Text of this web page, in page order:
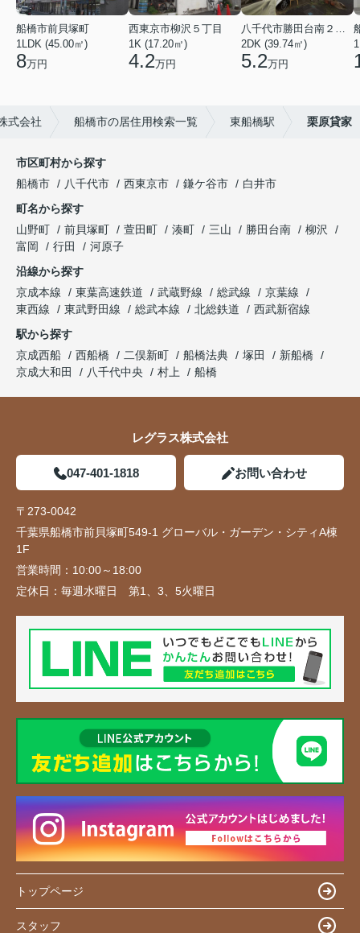
船橋市前貝塚町
1LDK (45.00㎡)
8万円
西東京市柳沢５丁目
1K (17.20㎡)
4.2万円
2DK (39.74㎡)
5.2万円
式会社 船橋市の居住用検索一覧 東船橋駅 栗原貸家
市区町村から探す
船橋市
八千代市 西東京市 鎌ケ谷市
白井市
町名から探す
山野町
前貝塚町 萱田町 湊町 三山 勝田台南
柳沢
富岡
行田
河原子
沿線から探す
京成本線
東葉高速鉄道 武蔵野線 総武線
京葉線
東西線
東武野田線 総武本線 北総鉄道
西武新宿線
駅から探す
京成西船
西船橋 二俣新町 船橋法典 塚田
新船橋
京成大和田
八千代中央 村上 船橋
レグラス株式会社
047-401-1818 お問い合わせ
〒273-0042
千葉県船橋市前貝塚町549-1 グローバル・ガーデン・シティA棟
1F
営業時間： 10:00～18:00
定休日： 毎週水曜日 第1、3、5火曜日
トップページ
スタッフ